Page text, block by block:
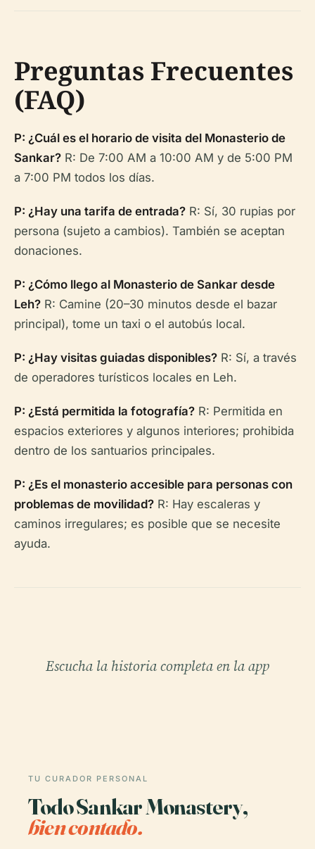
Preguntas Frecuentes
(FAQ)
P: ¿Cuál es el horario de visita del Monasterio de
Sankar? R: De 7:00 AM a 10:00 AM y de 5:00 PM
a 7:00 PM todos los días.
P: ¿Hay una tarifa de entrada? R: Sí, 30 rupias por
persona (sujeto a cambios). También se aceptan
donaciones.
P: ¿Cómo llego al Monasterio de Sankar desde
Leh? R: Camine (20–30 minutos desde el bazar
principal), tome un taxi o el autobús local.
P: ¿Hay visitas guiadas disponibles? R: Sí, a través
de operadores turísticos locales en Leh.
P: ¿Está permitida la fotografía? R: Permitida en
espacios exteriores y algunos interiores; prohibida
dentro de los santuarios principales.
P: ¿Es el monasterio accesible para personas con
problemas de movilidad? R: Hay escaleras y
caminos irregulares; es posible que se necesite
ayuda.
Escucha la historia completa en la app
TU CURADOR PERSONAL
Todo Sankar Monastery,
bien contado.